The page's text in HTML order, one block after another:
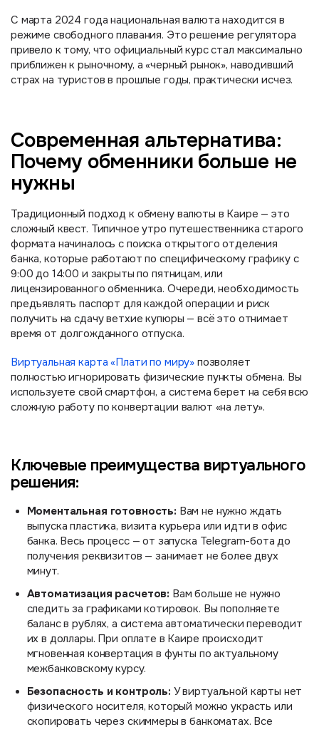
С марта 2024 года национальная валюта находится в
режиме свободного плавания. Это решение регулятора
привело к тому, что официальный курс стал максимально
приближен к рыночному, а «черный рынок», наводивший
страх на туристов в прошлые годы, практически исчез.
Современная альтернатива:
Почему обменники больше не
нужны
Традиционный подход к обмену валюты в Каире — это
сложный квест. Типичное утро путешественника старого
формата начиналось с поиска открытого отделения
банка, которые работают по специфическому графику с
9:00 до 14:00 и закрыты по пятницам, или
лицензированного обменника. Очереди, необходимость
предъявлять паспорт для каждой операции и риск
получить на сдачу ветхие купюры — всё это отнимает
время от долгожданного отпуска.
Виртуальная карта «Плати по миру» позволяет
полностью игнорировать физические пункты обмена. Вы
используете свой смартфон, а система берет на себя всю
сложную работу по конвертации валют «на лету».
Ключевые преимущества виртуального
решения:
Моментальная готовность: Вам не нужно ждать
выпуска пластика, визита курьера или идти в офис
банка. Весь процесс — от запуска Telegram-бота до
получения реквизитов — занимает не более двух
минут.
Автоматизация расчетов: Вам больше не нужно
следить за графиками котировок. Вы пополняете
баланс в рублях, а система автоматически переводит
их в доллары. При оплате в Каире происходит
мгновенная конвертация в фунты по актуальному
межбанковскому курсу.
Безопасность и контроль: У виртуальной карты нет
физического носителя, который можно украсть или
скопировать через скиммеры в банкоматах. Все